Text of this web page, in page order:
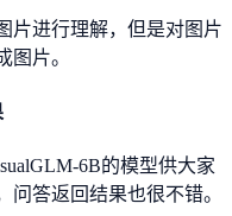
片进行理解，但是对图片
图片。
6B的模型供大家
答返回结果也很不错。